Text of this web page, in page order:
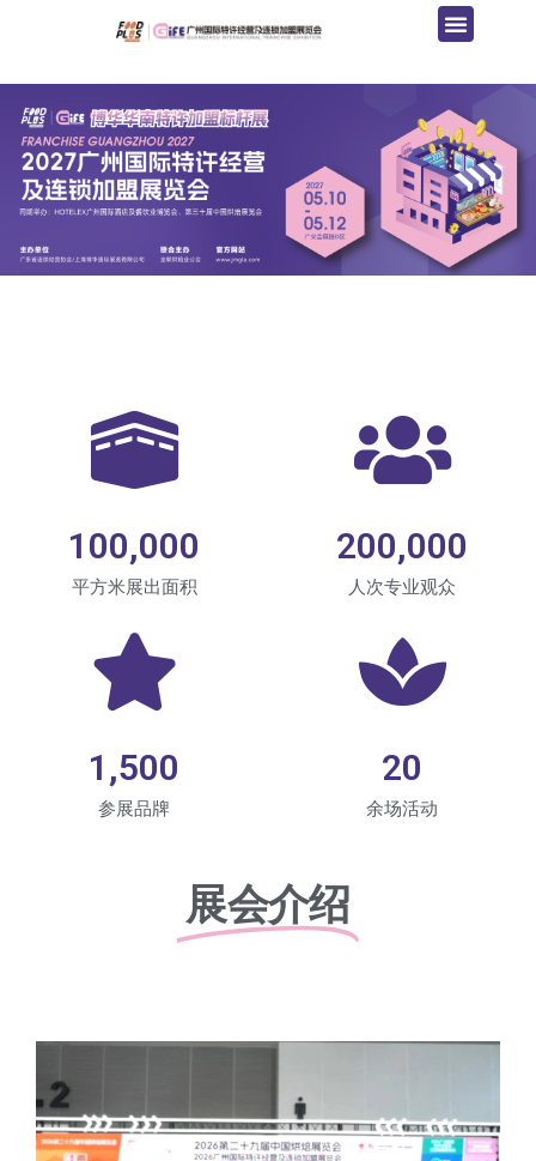
平方米展出面积
100,000
人次专业观众
200,000
参展品牌
1,500
余场活动
20
展会介绍